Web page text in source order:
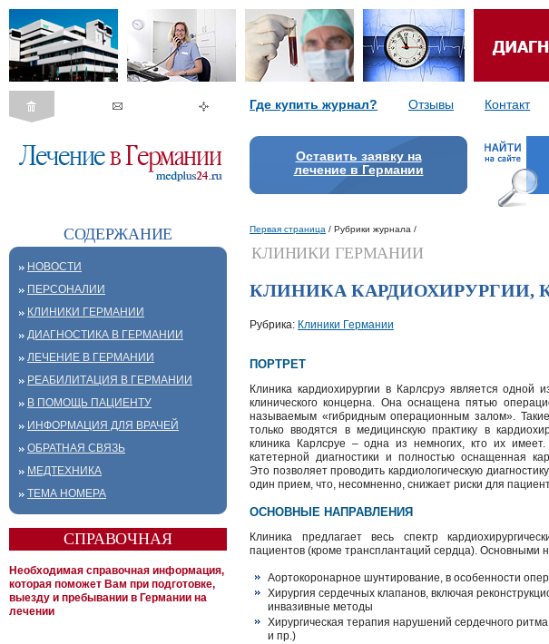
Где купить журнал? Отзывы Контакт
Оставить заявку на
лечение в Германии
СОДЕРЖАНИЕ
НОВОСТИ
ПЕРСОНАЛИИ
КЛИНИКИ ГЕРМАНИИ
ДИАГНОСТИКА В ГЕРМАНИИ
ЛЕЧЕНИЕ В ГЕРМАНИИ
РЕАБИЛИТАЦИЯ В ГЕРМАНИИ
В ПОМОЩЬ ПАЦИЕНТУ
ИНФОРМАЦИЯ ДЛЯ ВРАЧЕЙ
ОБРАТНАЯ СВЯЗЬ
МЕДТЕХНИКА
ТЕМА НОМЕРА
СПРАВОЧНАЯ
Необходимая справочная информация,
которая поможет Вам при подготовке,
выезду и пребывании в Германии на
лечении
Первая страница / Рубрики журнала /
КЛИНИКИ ГЕРМАНИИ
КЛИНИКА КАРДИОХИРУРГИИ,
Рубрика: Клиники Германии
ПОРТРЕТ
Клиника кардиохирургии в Карлсруэ является одной
клинического концерна. Она оснащена пятью
называемым «гибридным операционным залом».
только вводятся в медицинскую практику в
клиника Карлсруе – одна из немногих, кто их
катетерной диагностики и полностью оснащенная
Это позволяет проводить кардиологическую
один прием, что, несомненно, снижает риски для
ОСНОВНЫЕ НАПРАВЛЕНИЯ
Клиника предлагает весь спектр
пациентов (кроме трансплантаций сердца). Основными
Аортокоронарное шунтирование, в особенности
Хирургия сердечных клапанов, включая
инвазивные методы
Хирургическая терапия нарушений сердечного
и пр.)